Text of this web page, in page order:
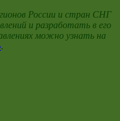
России и стран СНГ
и разработать в его
можно узнать на
.